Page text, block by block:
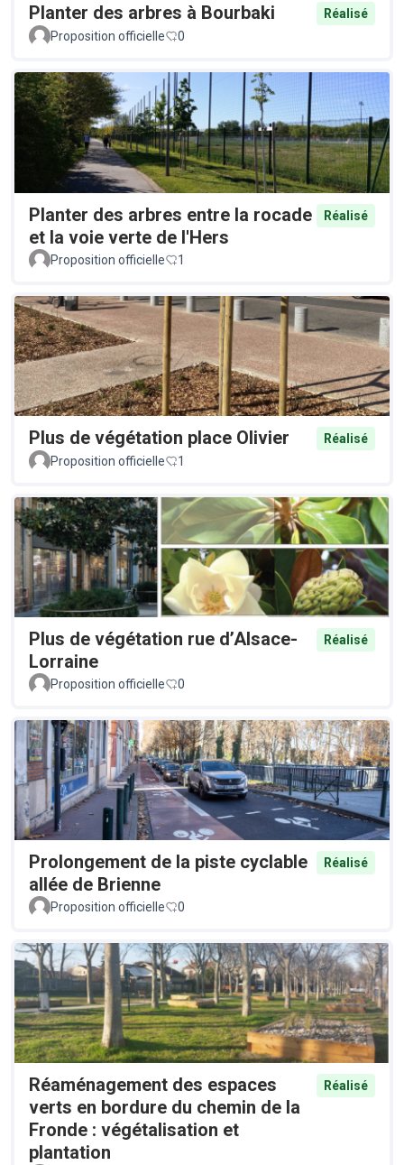
Planter des arbres à Bourbaki
Réalisé
Proposition officielle
0
Planter des arbres entre la rocade
et la voie verte de l'Hers
Réalisé
Proposition officielle 1
Plus de végétation place Olivier
Réalisé
Proposition officielle
1
Plus de végétation rue d’Alsace-
Lorraine
Réalisé
Proposition officielle 0
Prolongement de la piste cyclable
allée de Brienne
Réalisé
Proposition officielle 0
Réaménagement des espaces
verts en bordure du chemin de la
Fronde : végétalisation et
plantation
Réalisé